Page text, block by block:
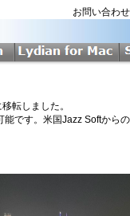
お問い合わ
転しました。
です。米国Jazz Softから